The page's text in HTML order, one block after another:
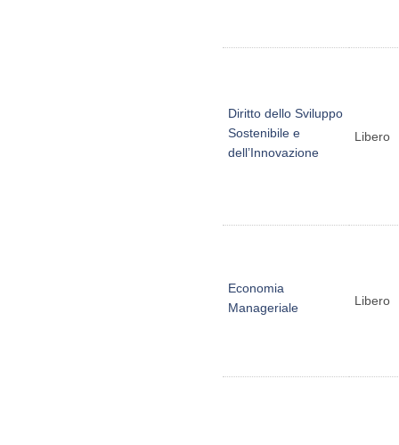
Diritto dello Sviluppo
Sostenibile e
dell’Innovazione
Libero
Economia
Manageriale
Libero